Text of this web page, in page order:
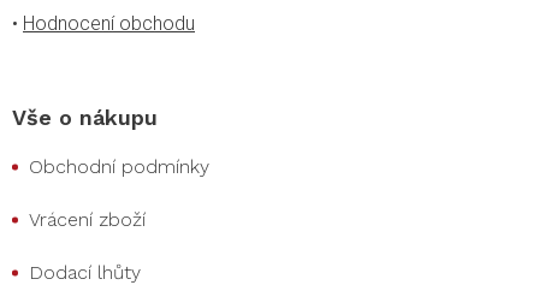
• Hodnocení obchodu
Vše o nákupu
Obchodní podmínky
Vrácení zboží
Dodací lhůty